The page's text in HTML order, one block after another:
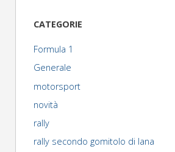
degli
articoli
CATEGORIE
Formula 1
Generale
motorsport
novità
rally
rally secondo gomitolo di lana